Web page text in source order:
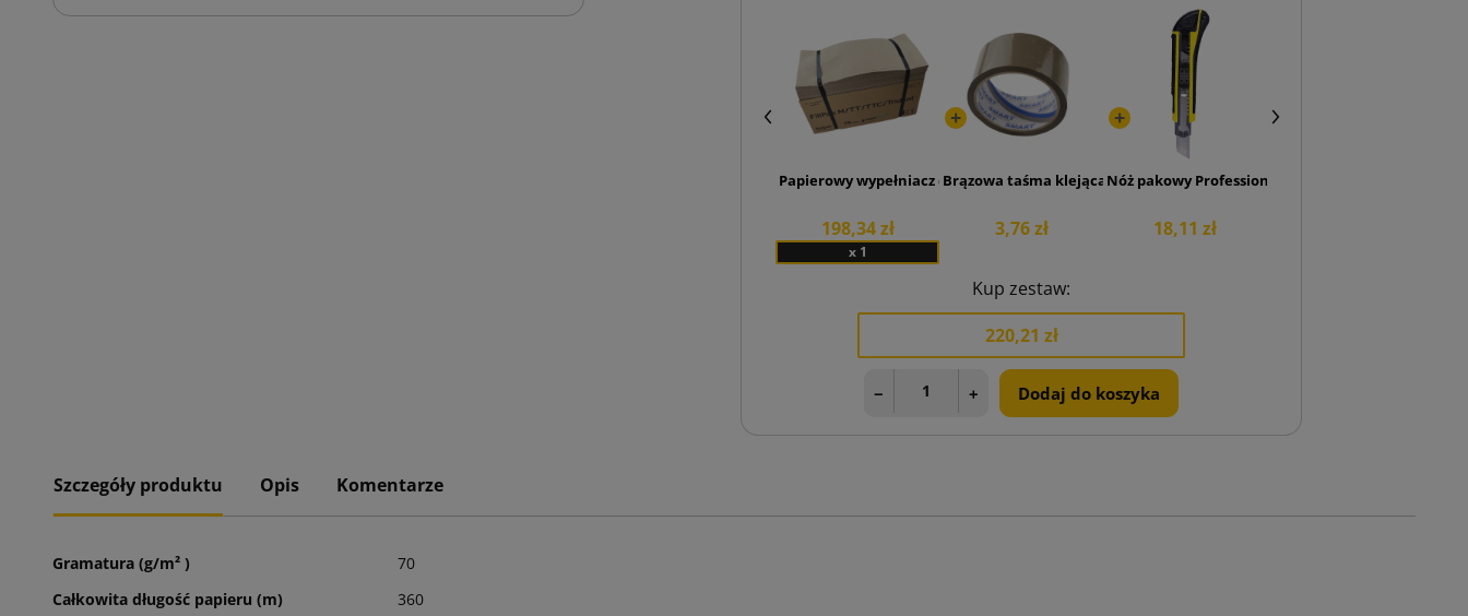
Papierowy wypełniacz do paczek GreenLine 70g – Fanfold 380mm x 360mb
198,34 zł
x 1
Brązowa taśma klejąca SMART Akryl 48/50
3,76 zł
Nóż pakowy Professional 18 mm
18,11 zł
Kup zestaw:
220,21 zł
− + Dodaj do koszyka
Szczegóły produktu Opis Komentarze
Gramatura (g/m² )
70
Całkowita długość papieru (m)
360